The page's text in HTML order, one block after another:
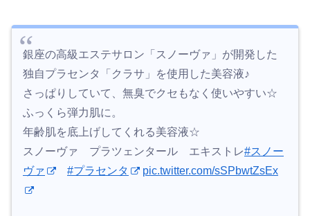
銀座の高級エステサロン「スノーヴァ」が開発した
独自プラセンタ「クラサ」を使用した美容液♪
さっぱりしていて、無臭でクセもなく使いやすい☆
ふっくら弾力肌に。
年齢肌を底上げしてくれる美容液☆
スノーヴァ プラツェンタール エキストレ#スノー
ヴァ
#プラセンタ pic.twitter.com/sSPbwtZsEx